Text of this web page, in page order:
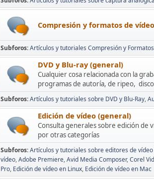
Compresión y formatos de vídeo
Subforos Artículos y tutoriales Compresión y
DVD y Blu-ray (general)
Cualquier cosa relacionada con la
programas de autoría, de ripeo,
Subforos Artículos y tutoriales sobre DVD y Blu-Ray
Edición de vídeo (general)
Consulta generales sobre edición de
por otras categorías
Subforos Artículos y tutoriales sobre editores de
vídeo Adobe Premiere Avid Media Composer Corel
Pro Edición de vídeo en Linux Edición de vídeo en Mac